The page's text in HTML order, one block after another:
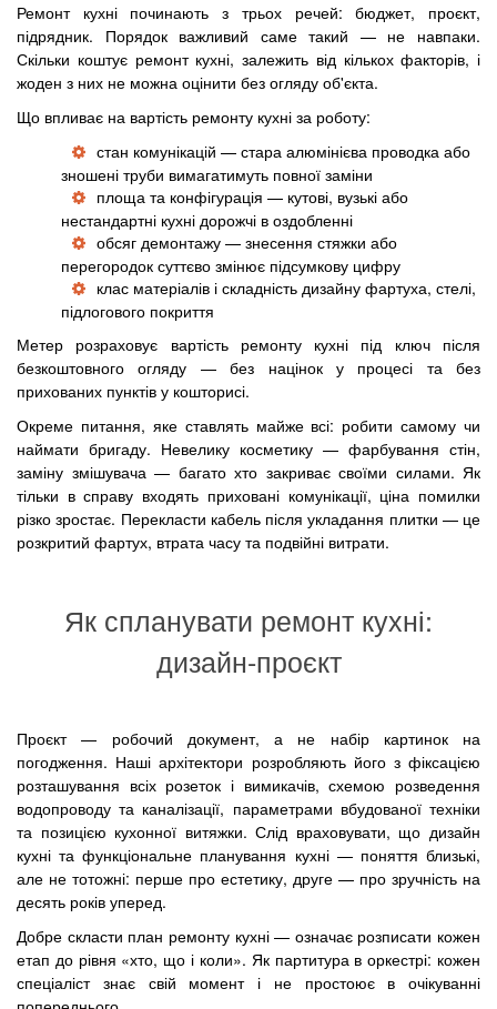
Ремонт кухні починають з трьох речей: бюджет, проєкт,
підрядник. Порядок важливий саме такий — не навпаки.
Скільки коштує ремонт кухні, залежить від кількох факторів, і
жоден з них не можна оцінити без огляду об'єкта.
Що впливає на вартість ремонту кухні за роботу:
стан комунікацій — стара алюмінієва проводка або
зношені труби вимагатимуть повної заміни
площа та конфігурація — кутові, вузькі або
нестандартні кухні дорожчі в оздобленні
обсяг демонтажу — знесення стяжки або
перегородок суттєво змінює підсумкову цифру
клас матеріалів і складність дизайну фартуха, стелі,
підлогового покриття
Метер розраховує вартість ремонту кухні під ключ після
безкоштовного огляду — без націнок у процесі та без
прихованих пунктів у кошторисі.
Окреме питання, яке ставлять майже всі: робити самому чи
наймати бригаду. Невелику косметику — фарбування стін,
заміну змішувача — багато хто закриває своїми силами. Як
тільки в справу входять приховані комунікації, ціна помилки
різко зростає. Перекласти кабель після укладання плитки — це
розкритий фартух, втрата часу та подвійні витрати.
Як спланувати ремонт кухні:
дизайн-проєкт
Проєкт — робочий документ, а не набір картинок на
погодження. Наші архітектори розробляють його з фіксацією
розташування всіх розеток і вимикачів, схемою розведення
водопроводу та каналізації, параметрами вбудованої техніки
та позицією кухонної витяжки. Слід враховувати, що дизайн
кухні та функціональне планування кухні — поняття близькі,
але не тотожні: перше про естетику, друге — про зручність на
десять років уперед.
Добре скласти план ремонту кухні — означає розписати кожен
етап до рівня «хто, що і коли». Як партитура в оркестрі: кожен
спеціаліст знає свій момент і не простоює в очікуванні